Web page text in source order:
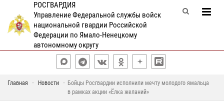
РОСГВАРДИЯ
Управление Федеральной службы войск
национальной гвардии Российской
Федерации по Ямало-Ненецкому
автономному округу
Главная Новости
Бойцы Росгвардии исполнили мечту молодого ямальца
в рамках акции «Ёлка желаний»